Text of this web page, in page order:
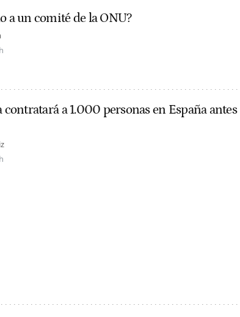
a un comité de la ONU?
contratará a 1.000 personas en España antes